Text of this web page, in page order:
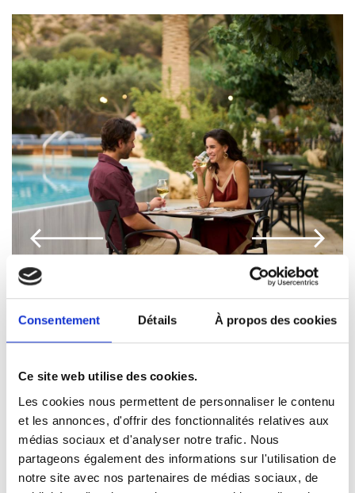
Consentement Détails À propos des cookies
Ce site web utilise des cookies.
Les cookies nous permettent de personnaliser le contenu
et les annonces, d'offrir des fonctionnalités relatives aux
médias sociaux et d'analyser notre trafic. Nous
partageons également des informations sur l'utilisation de
notre site avec nos partenaires de médias sociaux, de
“TOMATINI”
Le restaurant à la carte « Tomatini »
propose un menu crétois authentique
et traditionnel, une véritable
expérience de la ferme à la table.
Embarquez pour une aventure
culinaire dans notre nouveau